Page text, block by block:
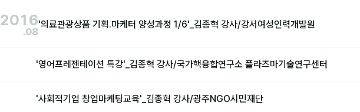
2016
.08
'의료관광상품 기획.마케터 양성과정 1/6'_김종혁 강사/강서여성인력개발원
'영어프레젠테이션 특강'_김종혁 강사/국가핵융합연구소 플라즈마기술연구센터
'사회적기업 창업마케팅교육'_김종혁 강사/광주NGO시민재단